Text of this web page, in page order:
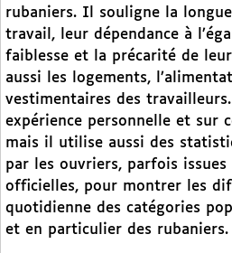
rubaniers. Il souligne la
travail, leur dépendance à
faiblesse et la précarité de
aussi les logements,
vestimentaires des
expérience personnelle et sur
mais il utilise aussi des
par les ouvriers, parfois issues
officielles, pour montrer les
quotidienne des catégories
et en particulier des rubaniers.